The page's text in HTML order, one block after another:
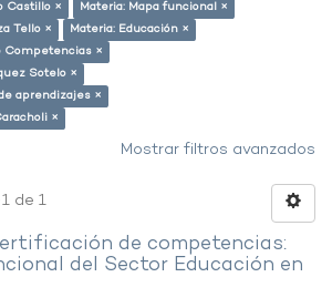
Castillo ×
Materia: Mapa funcional ×
Tello ×
Materia: Educación ×
Competencias ×
Sotelo ×
aprendizajes ×
×
Mostrar filtros avanzados
de 1
de competencias:
del Sector Educación en